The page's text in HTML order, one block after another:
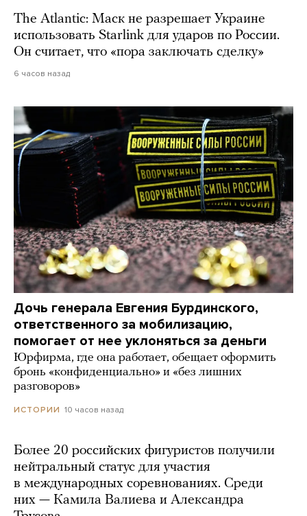
The Atlantic: Маск не разрешает Украине
использовать Starlink для ударов по России.
Он считает, что «пора заключать сделку»
6 часов назад
Дочь генерала Евгения Бурдинского,
ответственного за мобилизацию,
помогает от нее уклоняться за деньги
Юрфирма, где она работает, обещает оформить
бронь «конфиденциально» и «без лишних
разговоров»
ИСТОРИИ 10 часов назад
Более 20 российских фигуристов получили
нейтральный статус для участия
в международных соревнованиях. Среди
них — Камила Валиева и Александра